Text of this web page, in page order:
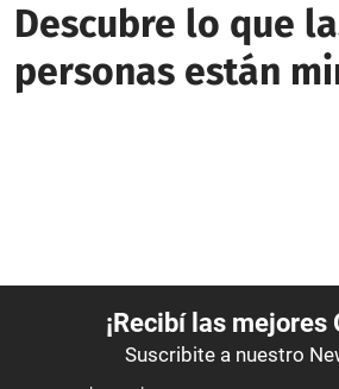
Descubre lo que
personas están